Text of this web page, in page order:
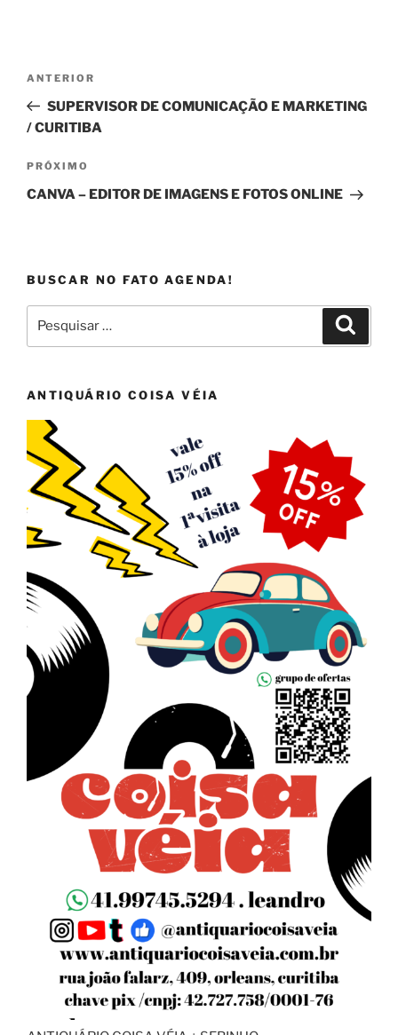
Post
Post
anterior
ANTERIOR
SUPERVISOR DE COMUNICAÇÃO E MARKETING
/ CURITIBA
Próximo
post
PRÓXIMO
CANVA – EDITOR DE IMAGENS E FOTOS ONLINE
BUSCAR NO FATO AGENDA!
por:
ANTIQUÁRIO COISA VÉIA